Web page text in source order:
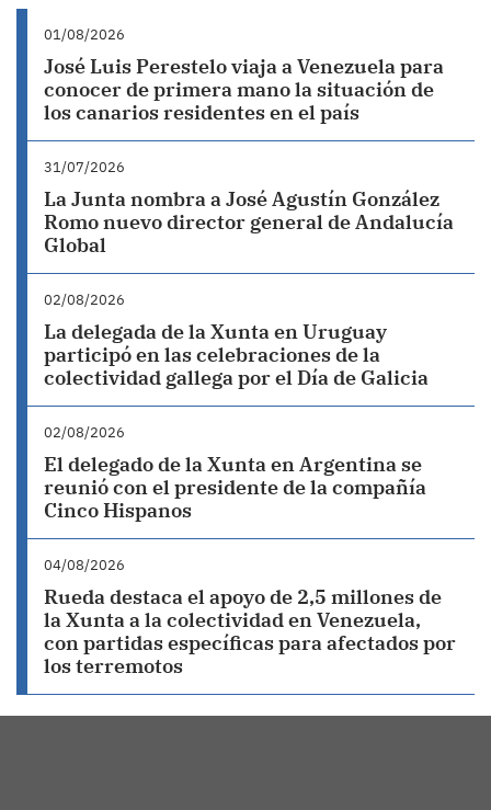
01/08/2026
José Luis Perestelo viaja a Venezuela para
conocer de primera mano la situación de
los canarios residentes en el país
31/07/2026
La Junta nombra a José Agustín González
Romo nuevo director general de Andalucía
Global
02/08/2026
La delegada de la Xunta en Uruguay
participó en las celebraciones de la
colectividad gallega por el Día de Galicia
02/08/2026
El delegado de la Xunta en Argentina se
reunió con el presidente de la compañía
Cinco Hispanos
04/08/2026
Rueda destaca el apoyo de 2,5 millones de
la Xunta a la colectividad en Venezuela,
con partidas específicas para afectados por
los terremotos